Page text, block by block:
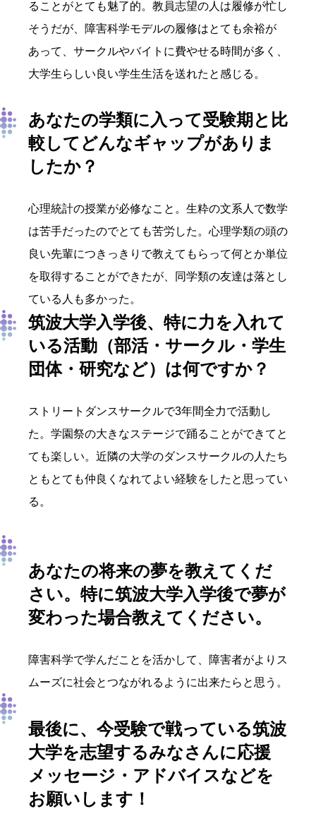
ることがとても魅了的。教員志望の人は履修が忙し
そうだが、障害科学モデルの履修はとても余裕が
あって、サークルやバイトに費やせる時間が多く、
大学生らしい良い学生生活を送れたと感じる。
あなたの学類に入って受験期と比
較してどんなギャップがありま
したか？
心理統計の授業が必修なこと。生粋の文系人で数学
は苦手だったのでとても苦労した。心理学類の頭の
良い先輩につきっきりで教えてもらって何とか単位
を取得することができたが、同学類の友達は落とし
ている人も多かった。
筑波大学入学後、特に力を入れて
いる活動 （部活・サークル・学生
団体・研究など） は何ですか？
ストリートダンスサークルで3年間全力で活動し
た。学園祭の大きなステージで踊ることができてと
ても楽しい。近隣の大学のダンスサークルの人たち
ともとても仲良くなれてよい経験をしたと思ってい
る。
あなたの将来の夢を教えて くだ
さい。 特に筑波大学入学後で夢が
変わった場合教えてください。
障害科学で学んだことを活かして、障害者がよりス
ムーズに社会とつながれるように出来たらと思う。
最後に、今受験で戦っている筑波
大学を志望するみなさんに応援
メッセージ・アドバイスなどを
お願いします！